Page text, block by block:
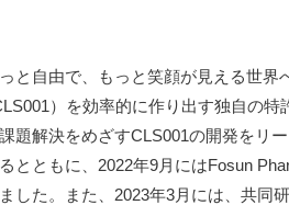
と自由で、もっと笑顔が見える世界
）を効率的に作り出す独自の
題解決をめざすCLS001の開発をリ
とともに、2022年9月にはFosun
した。また、2023年3月には、共同